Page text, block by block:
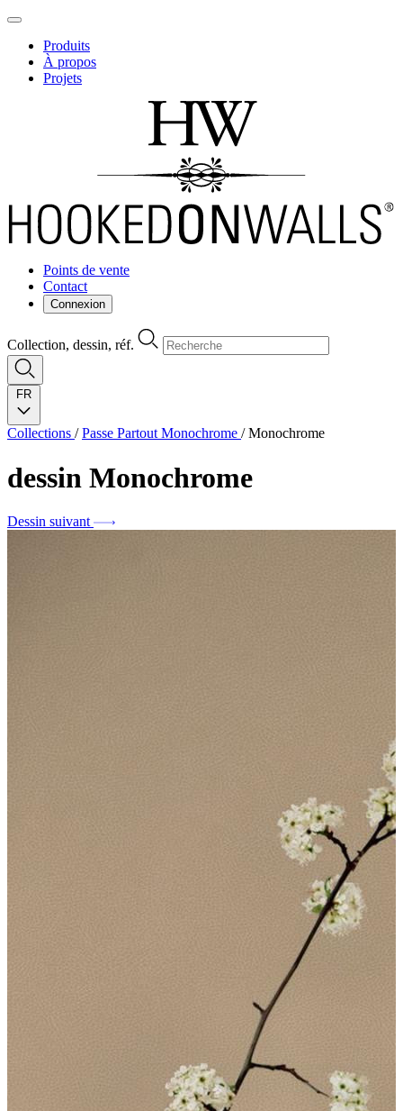
Produits
À propos
Projets
Points de vente
Contact
Connexion
Collection, dessin, réf.
FR
Collections / Passe Partout Monochrome / Monochrome
dessin Monochrome
Dessin suivant